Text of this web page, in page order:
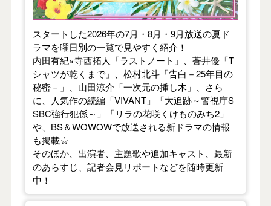
スタートした2026年の7月・8月・9月放送の夏ド
ラマを曜日別の一覧で見やすく紹介！
内田有紀×寺西拓人「ラストノート」、蒼井優「T
シャツが乾くまで」、松村北斗「告白－25年目の
秘密－」、山田涼介「一次元の挿し木」、さら
に、人気作の続編「VIVANT」「大追跡～警視庁S
SBC強行犯係～」「リラの花咲くけものみち2」
や、BS＆WOWOWで放送される新ドラマの情報
も掲載☆
そのほか、出演者、主題歌や追加キャスト、最新
のあらすじ、記者会見リポートなどを随時更新
中！